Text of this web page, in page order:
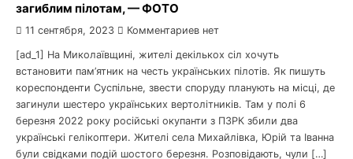
загиблим пілотам, — ФОТО
11 сентября, 2023 Комментариев нет
[ad_1] На Миколаївщині, жителі декількох сіл хочуть
встановити пам’ятник на честь українських пілотів. Як пишуть
кореспонденти Суспільне, звести споруду планують на місці, де
загинули шестеро українських вертолітників. Там у полі 6
березня 2022 року російські окупанти з ПЗРК збили два
українські гелікоптери. Жителі села Михайлівка, Юрій та Іванна
були свідками подій шостого березня. Розповідають, чули […]